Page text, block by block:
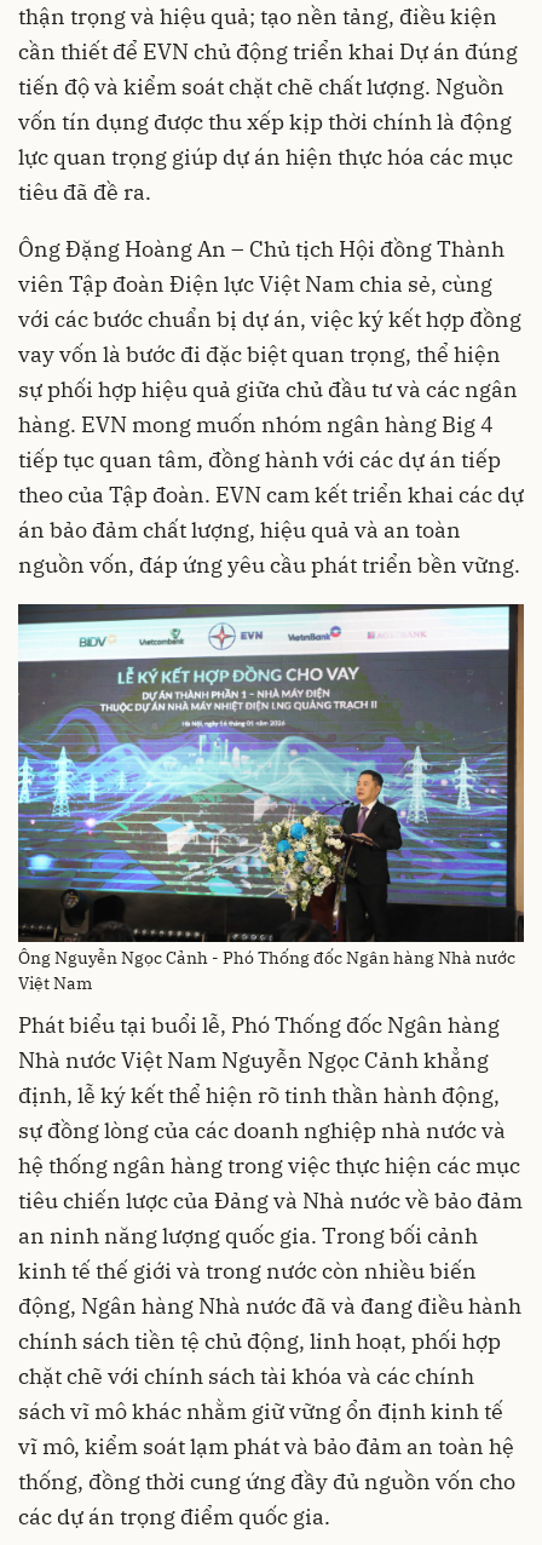
thận trọng và hiệu quả; tạo nền tảng, điều kiện
cần thiết để EVN chủ động triển khai Dự án đúng
tiến độ và kiểm soát chặt chẽ chất lượng. Nguồn
vốn tín dụng được thu xếp kịp thời chính là động
lực quan trọng giúp dự án hiện thực hóa các mục
tiêu đã đề ra.
Ông Đặng Hoàng An – Chủ tịch Hội đồng Thành
viên Tập đoàn Điện lực Việt Nam chia sẻ, cùng
với các bước chuẩn bị dự án, việc ký kết hợp đồng
vay vốn là bước đi đặc biệt quan trọng, thể hiện
sự phối hợp hiệu quả giữa chủ đầu tư và các ngân
hàng. EVN mong muốn nhóm ngân hàng Big 4
tiếp tục quan tâm, đồng hành với các dự án tiếp
theo của Tập đoàn. EVN cam kết triển khai các dự
án bảo đảm chất lượng, hiệu quả và an toàn
nguồn vốn, đáp ứng yêu cầu phát triển bền vững.
Ông Nguyễn Ngọc Cảnh - Phó Thống đốc Ngân hàng Nhà nước
Việt Nam
Phát biểu tại buổi lễ, Phó Thống đốc Ngân hàng
Nhà nước Việt Nam Nguyễn Ngọc Cảnh khẳng
định, lễ ký kết thể hiện rõ tinh thần hành động,
sự đồng lòng của các doanh nghiệp nhà nước và
hệ thống ngân hàng trong việc thực hiện các mục
tiêu chiến lược của Đảng và Nhà nước về bảo đảm
an ninh năng lượng quốc gia. Trong bối cảnh
kinh tế thế giới và trong nước còn nhiều biến
động, Ngân hàng Nhà nước đã và đang điều hành
chính sách tiền tệ chủ động, linh hoạt, phối hợp
chặt chẽ với chính sách tài khóa và các chính
sách vĩ mô khác nhằm giữ vững ổn định kinh tế
vĩ mô, kiểm soát lạm phát và bảo đảm an toàn hệ
thống, đồng thời cung ứng đầy đủ nguồn vốn cho
các dự án trọng điểm quốc gia.